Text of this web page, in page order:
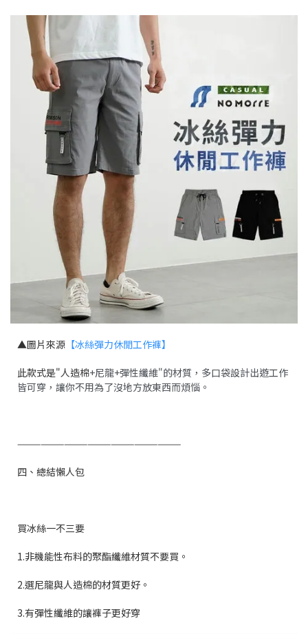
▲圖片來源 【冰絲彈力休閒工作褲】
此款式是"人造棉+尼龍+彈性纖維"的材質，多口袋設計出遊工作
皆可穿，讓你不用為了沒地方放東西而煩惱。
—————————————————————
四、總結懶人包
買冰絲一不三要
1.非機能性布料的聚酯纖維材質不要買。
2.選尼龍與人造棉的材質更好。
3.有彈性纖維的讓褲子更好穿